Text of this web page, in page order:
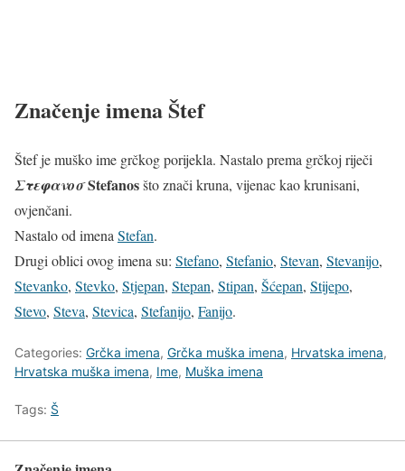
Značenje imena Štef
Štef je muško ime grčkog porijekla. Nastalo prema grčkoj riječi
ΣτεφανοσStefanosšto znači kruna, vijenac kao krunisani,
ovjenčani.
Nastalo od imena Stefan.
Drugi oblici ovog imena su: Stefano, Stefanio, Stevan, Stevanijo,
Stevanko, Stevko, Stjepan, Stepan, Stipan, Šćepan, Stijepo,
Stevo, Steva, Stevica, Stefanijo, Fanijo.
Categories: Grčka imena, Grčka muška imena, Hrvatska imena,
Hrvatska muška imena, Ime, Muška imena
Tags: Š